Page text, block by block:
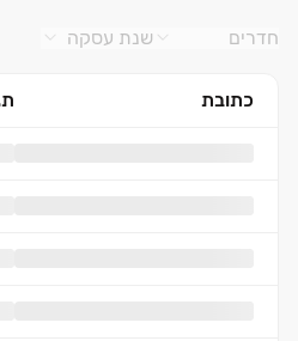
חדרים שנת עסקה
כתובת